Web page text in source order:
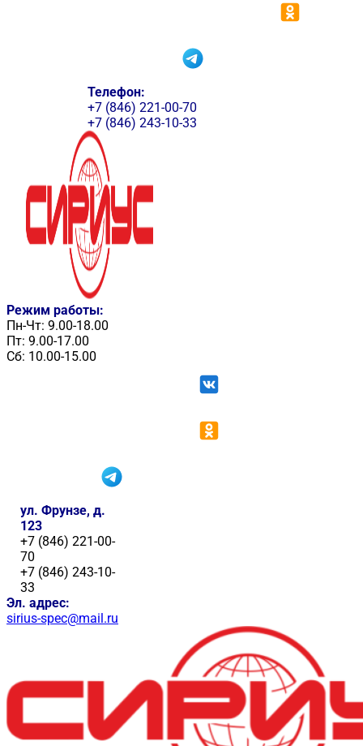
Телефон:
+7 (846) 221-00-70
+7 (846) 243-10-33
Режим работы:
Пн-Чт: 9.00-18.00
Пт: 9.00-17.00
Сб: 10.00-15.00
ул. Фрунзе, д.
123
+7 (846) 221-00-
70
+7 (846) 243-10-
33
Эл. адрес:
sirius-spec@mail.ru